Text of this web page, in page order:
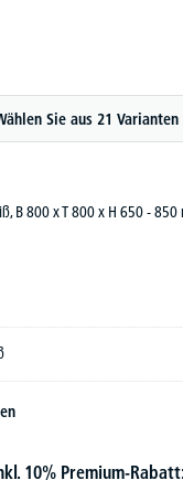
Sie aus 21 Varianten
B 800 x T 800 x H 650 - 850
10% Premium-Rabatt: